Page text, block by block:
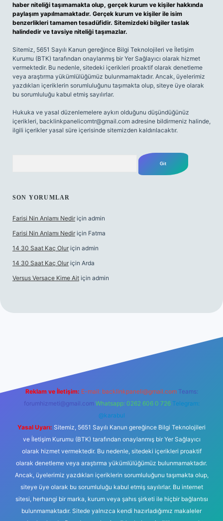
haber niteliği taşımamakta olup, gerçek kurum ve kişiler hakkında
paylaşım yapılmamaktadır. Gerçek kurum ve kişiler ile isim
benzerlikleri tamamen tesadüfidir. Sitemizdeki bilgiler taslak
halindedir ve tavsiye niteliği taşımazlar.
Sitemiz, 5651 Sayılı Kanun gereğince Bilgi Teknolojileri ve İletişim
Kurumu (BTK) tarafından onaylanmış bir Yer Sağlayıcı olarak hizmet
vermektedir. Bu nedenle, sitedeki içerikleri proaktif olarak denetleme
veya araştırma yükümlülüğümüz bulunmamaktadır. Ancak, üyelerimiz
yazdıkları içeriklerin sorumluluğunu taşımakta olup, siteye üye olarak
bu sorumluluğu kabul etmiş sayılırlar.
Hukuka ve yasal düzenlemelere aykırı olduğunu düşündüğünüz
içerikleri, backlinkpanelicomtr@gmail.com adresine bildirmeniz halinde,
ilgili içerikler yasal süre içerisinde sitemizden kaldırılacaktır.
SON YORUMLAR
Farisi Nin Anlamı Nedir için admin
Farisi Nin Anlamı Nedir için Fatma
14 30 Saat Kaç Olur için admin
14 30 Saat Kaç Olur için Arda
Versus Versace Kime Ait için admin
Reklam ve İletişim: E-mail: backlinkpaneli@gmail.com Teams:
forumhizmeti@gmail.com Whatsapp: 0262 606 0 726 Telegram:
@karabul
Yasal Uyarı: Sitemiz, 5651 Sayılı Kanun gereğince Bilgi Teknolojileri
ve İletişim Kurumu (BTK) tarafından onaylanmış bir Yer Sağlayıcı
olarak hizmet vermektedir. Bu nedenle, sitedeki içerikleri proaktif
olarak denetleme veya araştırma yükümlülüğümüz bulunmamaktadır.
Ancak, üyelerimiz yazdıkları içeriklerin sorumluluğunu taşımakta olup,
siteye üye olarak bu sorumluluğu kabul etmiş sayılırlar. Bu internet
sitesi, herhangi bir marka, kurum veya şahıs şirketi ile hiçbir bağlantısı
bulunmamaktadır. Sitede yalnızca kendi hazırladığımız makaleler